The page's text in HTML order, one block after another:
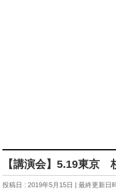
【講演会】5.19東京
投稿日 : 2019年5月15日 最終更新日